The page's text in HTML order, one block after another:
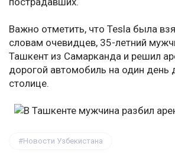
Важно отметить, что Tesla была
словам очевидцев, 35-летний
Ташкент из Самарканда и решил
дорогой автомобиль на один день
столице.
Новости Узбекистана